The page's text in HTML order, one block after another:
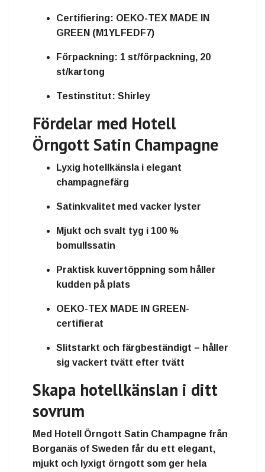
Certifiering: OEKO-TEX MADE IN
GREEN (M1YLFEDF7)
Förpackning: 1 st/förpackning, 20
st/kartong
Testinstitut: Shirley
Fördelar med Hotell
Örngott Satin Champagne
Lyxig hotellkänsla i elegant
champagnefärg
Satinkvalitet med vacker lyster
Mjukt och svalt tyg i 100 %
bomullssatin
Praktisk kuvertöppning som håller
kudden på plats
OEKO-TEX MADE IN GREEN-
certifierat
Slitstarkt och färgbeständigt – håller
sig vackert tvätt efter tvätt
Skapa hotellkänslan i ditt
sovrum
Med Hotell Örngott Satin Champagne från
Borganäs of Sweden får du ett elegant,
mjukt och lyxigt örngott som ger hela